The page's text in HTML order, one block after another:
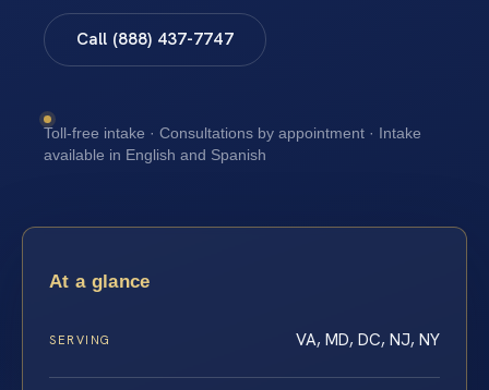
Call (888) 437-7747
Toll-free intake · Consultations by appointment · Intake
available in English and Spanish
At a glance
SERVING VA, MD, DC, NJ, NY